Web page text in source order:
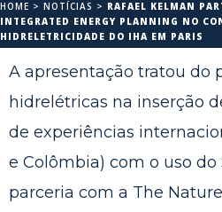
HOME > NOTÍCIAS > RAFAEL KELMAN
INTEGRATED ENERGY PLANNING NO
HIDRELETRICIDADE DO IHA EM PARIS
A apresentação tratou do
hidrelétricas na inserção
de experiências
e Colômbia) com o uso do
parceria com a The